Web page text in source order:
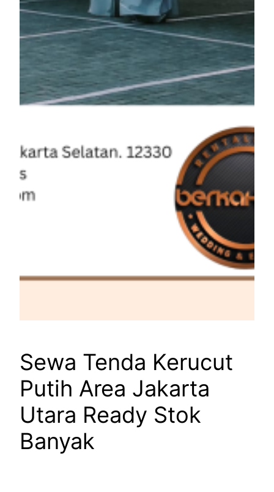
Sewa Tenda Kerucut
Putih Area Jakarta
Utara Ready Stok
Banyak